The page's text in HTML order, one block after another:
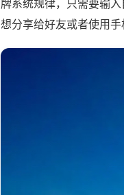
牌系统规律，只需要输
想分享给好友或者使用手